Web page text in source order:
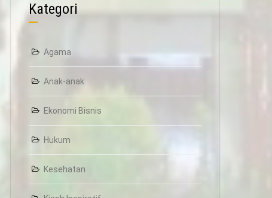
Kategori
Agama
Anak-anak
Ekonomi Bisnis
Hukum
Kesehatan